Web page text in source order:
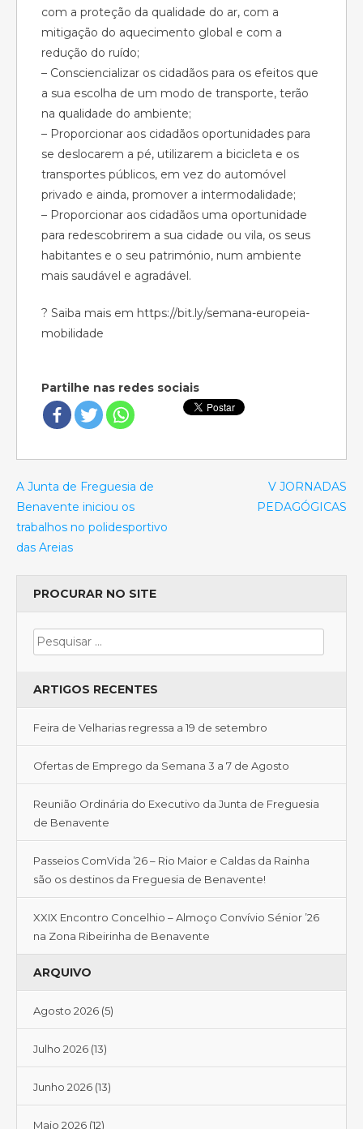
com a proteção da qualidade do ar, com a
mitigação do aquecimento global e com a
redução do ruído;
– Consciencializar os cidadãos para os efeitos que
a sua escolha de um modo de transporte, terão
na qualidade do ambiente;
– Proporcionar aos cidadãos oportunidades para
se deslocarem a pé, utilizarem a bicicleta e os
transportes públicos, em vez do automóvel
privado e ainda, promover a intermodalidade;
– Proporcionar aos cidadãos uma oportunidade
para redescobrirem a sua cidade ou vila, os seus
habitantes e o seu património, num ambiente
mais saudável e agradável.
? Saiba mais em https://bit.ly/semana-europeia-
mobilidade
Partilhe nas redes sociais
A Junta de Freguesia de
Benavente iniciou os
trabalhos no polidesportivo
das Areias
V JORNADAS
PEDAGÓGICAS
PROCURAR NO SITE
ARTIGOS RECENTES
Feira de Velharias regressa a 19 de setembro
Ofertas de Emprego da Semana 3 a 7 de Agosto
Reunião Ordinária do Executivo da Junta de Freguesia
de Benavente
Passeios ComVida ’26 – Rio Maior e Caldas da Rainha
são os destinos da Freguesia de Benavente!
XXIX Encontro Concelhio – Almoço Convívio Sénior ’26
na Zona Ribeirinha de Benavente
ARQUIVO
Agosto 2026 (5)
Julho 2026 (13)
Junho 2026 (13)
Maio 2026 (12)